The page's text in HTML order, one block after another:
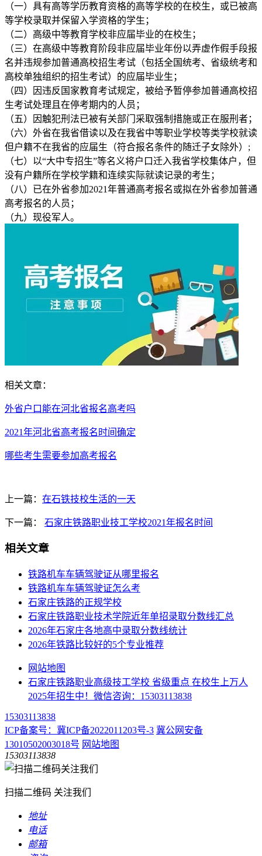
（一）具有高等学历教育资格的高等学校的在校生，或已被高
等学校录取并保留入学资格的学生；
（二）高级中等教育学校非应届毕业的在校生；
（三）在高级中等教育阶段非应届毕业年份以弄虚作假手段报
名并违规参加普通高校招生考试（包括全国统考、省级统考和
高校单独组织的招生考试）的应届毕业生；
（四）因违反国家教育考试规定，被给予暂停参加普通高校招
生考试处理且在停考期内的人员；
（五）因触犯刑法已被有关部门采取强制措施或正在服刑者；
（六）外省在我省借读以及在我省中等职业学校等类学校就读
但户籍不在我省的应届生（符合报名条件的随迁子女除外）;
（七）以“大中专招生”等名义将户口迁入我省学校集体户，但
没有户籍所在学校学籍和连续实际就读记录的考生；
（八）已在外省参加2021年普通高考报名或拟在外省参加普通
高考报名的人员；
（九）现役军人。
相关文章：
外省户口能在河北省报名高考吗
2021年河北省高考报名时间确定
哪些考生需要参加高考报名
上一篇： 在石铁技校生活的一天
下一篇： 石家庄铁路职业技工学校2021年报名时间
相关文章
铁路机车车辆驾驶证从哪里报名
铁路机车车辆驾驶证怎么考
石家庄铁路的正规学校
石家庄铁路职业技术学院近年单招录取分数线汇总
2026年石家庄各地高中录取分数线统计
2026年铁路比较好的5个专业推荐
网站地图
石家庄铁路职业高级技工学校 省级重点 在校生上万人
2025年招生中！微信咨询：15303113838
15303113838
ICP备案号：冀ICP备2022011203号-3 冀公网安备
13010502003018号 网站地图
15303113838
扫描二维码 关注我们
地址
电话
邮箱